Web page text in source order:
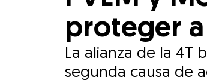
proteger a
La alianza de la 4T buscará
segunda causa de